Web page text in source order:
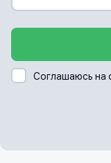
Соглашаюсь на